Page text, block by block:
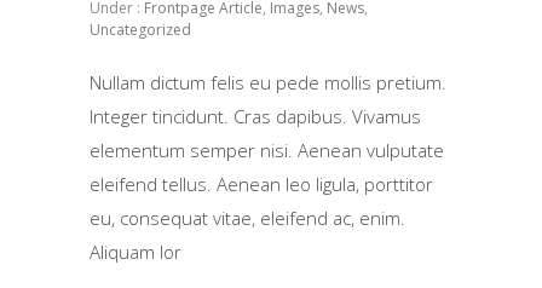
Under : Frontpage Article, Images, News,
Uncategorized
Nullam dictum felis eu pede mollis pretium.
Integer tincidunt. Cras dapibus. Vivamus
elementum semper nisi. Aenean vulputate
eleifend tellus. Aenean leo ligula, porttitor
eu, consequat vitae, eleifend ac, enim.
Aliquam lor